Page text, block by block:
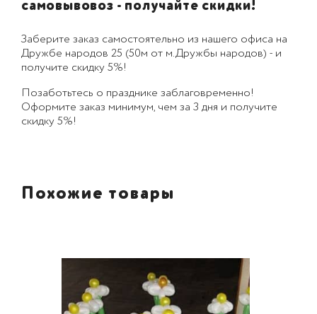
самовывовоз - получайте скидки!
Заберите заказ самостоятельно из нашего офиса на
Дружбе народов 25 (50м от м.Дружбы народов) - и
получите скидку 5%!
Позаботьтесь о празднике заблаговременно!
Оформите заказ минимум, чем за 3 дня и получите
скидку 5%!
Похожие товары